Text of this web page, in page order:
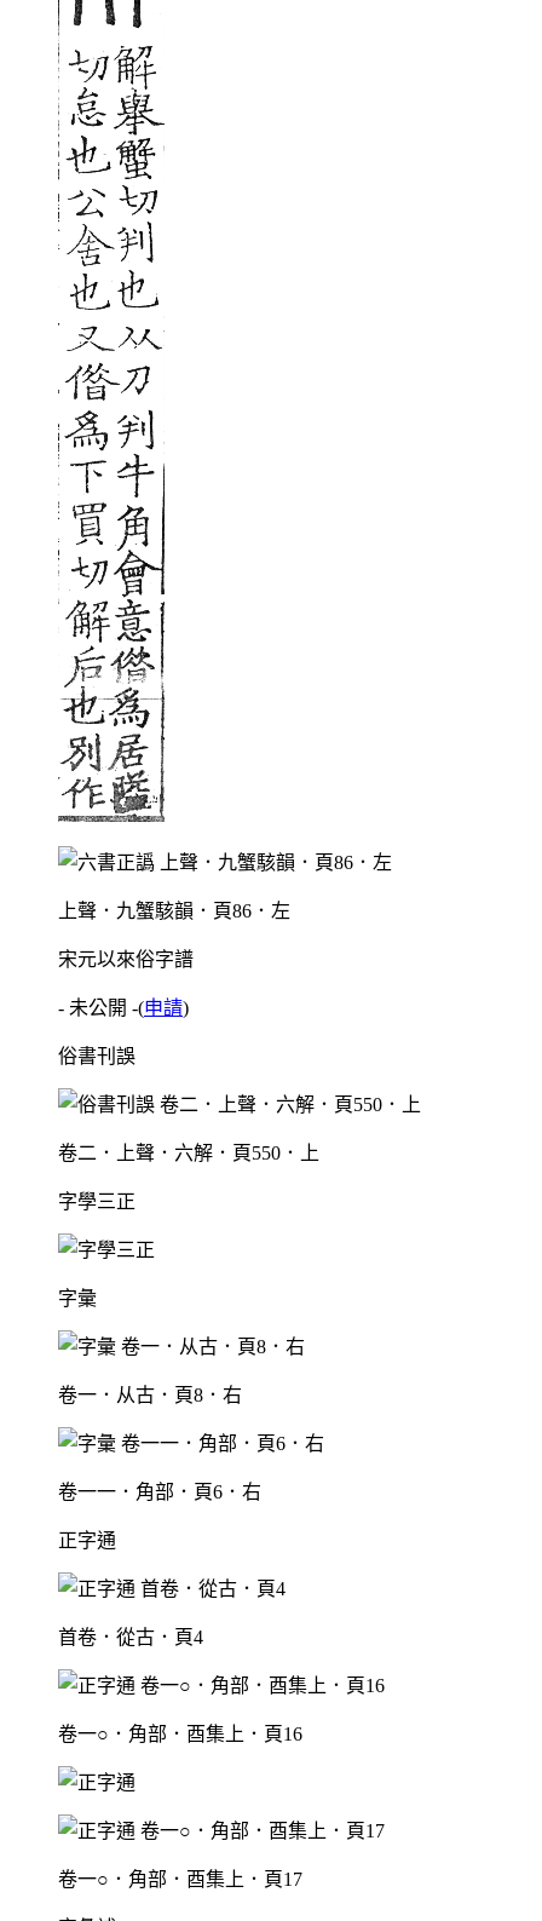
上聲．九蟹駭韻．頁86．左
宋元以來俗字譜
- 未公開 -(申請)
俗書刊誤
卷二．上聲．六解．頁550．上
字學三正
字彙
卷一．从古．頁8．右
卷一一．角部．頁6．右
正字通
首卷．從古．頁4
卷一○．角部．酉集上．頁16
卷一○．角部．酉集上．頁17